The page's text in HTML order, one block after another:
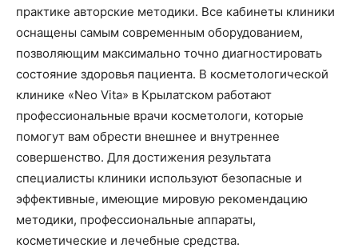
практике авторские методики. Все кабинеты клиники
оснащены самым современным оборудованием,
позволяющим максимально точно диагностировать
состояние здоровья пациента. В косметологической
клинике «Neo Vita» в Крылатском работают
профессиональные врачи косметологи, которые
помогут вам обрести внешнее и внутреннее
совершенство. Для достижения результата
специалисты клиники используют безопасные и
эффективные, имеющие мировую рекомендацию
методики, профессиональные аппараты,
косметические и лечебные средства.